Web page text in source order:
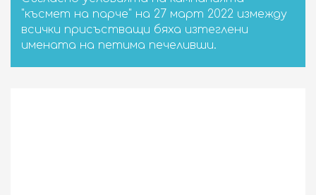
"късмет на парче" на 27 март 2022 измежду
всички присъстващи бяха изтеглени
имената на петима печеливши.